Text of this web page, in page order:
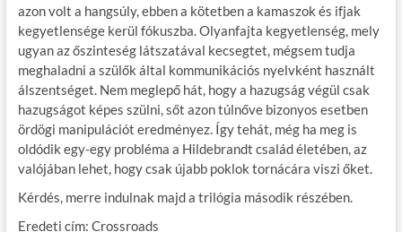
azon volt a hangsúly, ebben a kötetben a kamaszok és ifjak
kegyetlensége kerül fókuszba. Olyanfajta kegyetlenség, mely
ugyan az őszinteség látszatával kecsegtet, mégsem tudja
meghaladni a szülők által kommunikációs nyelvként használt
álszentséget. Nem meglepő hát, hogy a hazugság végül csak
hazugságot képes szülni, sőt azon túlnőve bizonyos esetben
ördögi manipulációt eredményez. Így tehát, még ha meg is
oldódik egy-egy probléma a Hildebrandt család életében, az
valójában lehet, hogy csak újabb poklok tornácára viszi őket.
Kérdés, merre indulnak majd a trilógia második részében.
Eredeti cím: Crossroads